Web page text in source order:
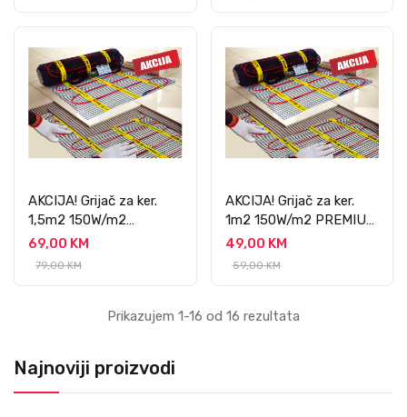
Najnoviji proizvodi
AKCIJA! Grijač za ker.
1,5m2 150W/m2
PREMIUM
PROFESSIONAL
69,00 KM
79,00 KM
AKCIJA! Grijač za ker.
1m2 150W/m2 PREMIUM
PROFESSIONAL
49,00 KM
59,00 KM
Prikazujem 1-16 od 16 rezultata